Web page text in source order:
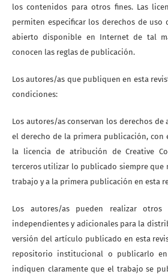
los contenidos para otros fines. Las
permiten especificar los derechos de uso
abierto disponible en Internet de tal
conocen las reglas de publicación.
Los autores/as que publiquen en esta
condiciones:
Los autores/as conservan los derechos de
el derecho de la primera publicación, con
la licencia de atribución de Creative
terceros utilizar lo publicado siempre que
trabajo y a la primera publicación en esta
Los autores/as pueden realizar otros
independientes y adicionales para la
versión del artículo publicado en esta
repositorio institucional o publicarlo
indiquen claramente que el trabajo se